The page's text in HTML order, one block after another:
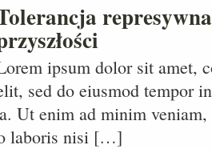
ipsum dolor sit amet,
sed do eiusmod tempor
Ut enim ad minim
laboris nisi […]